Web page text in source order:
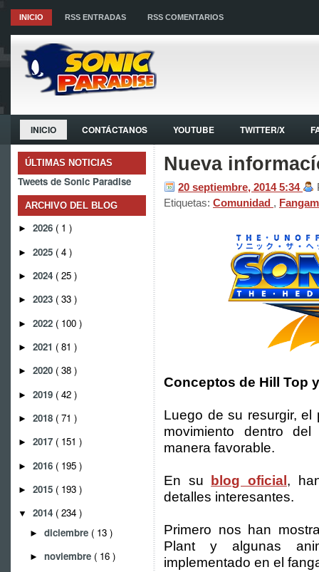
INICIO RSS ENTRADAS RSS COMENTARIOS
INICIO CONTÁCTANOS YOUTUBE TWITTER/X
ÚLTIMAS NOTICIAS
Tweets de Sonic Paradise
ARCHIVO DEL BLOG
► 2026 ( 1 )
► 2025 ( 4 )
► 2024 ( 25 )
► 2023 ( 33 )
► 2022 ( 100 )
► 2021 ( 81 )
► 2020 ( 38 )
► 2019 ( 42 )
► 2018 ( 71 )
► 2017 ( 151 )
► 2016 ( 195 )
► 2015 ( 193 )
▼ 2014 ( 234 )
► diciembre ( 13 )
► noviembre ( 16 )
Nueva
20 septiembre, 20145:34
Etiquetas: Comunidad ,
Conceptos de Hill Top
Luego de su resurgir,
movimiento dentro
manera favorable.
En su blog oficial ,
detalles interesantes.
Primero nos han
Plant y algunas
implementado en el